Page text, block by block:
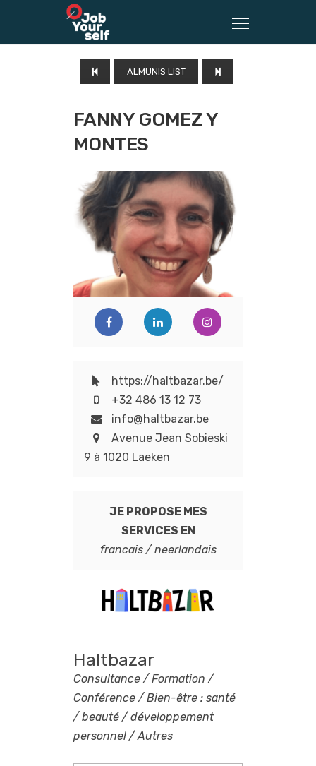
ALMUNIS LIST
FANNY GOMEZ Y
MONTES
https://haltbazar.be/
+32 486 13 12 73
info@haltbazar.be
Avenue Jean Sobieski
9 à 1020 Laeken
JE PROPOSE MES
SERVICES EN
francais / neerlandais
Haltbazar
Consultance / Formation /
Conférence / Bien-être : santé
/ beauté / développement
personnel / Autres